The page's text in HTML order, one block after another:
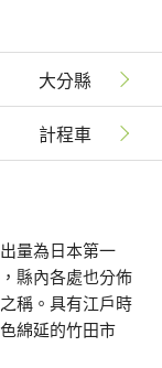
大分縣
計程車
量為日本第一
縣內各處也分佈
稱。具有江戶時
綿延的竹田市